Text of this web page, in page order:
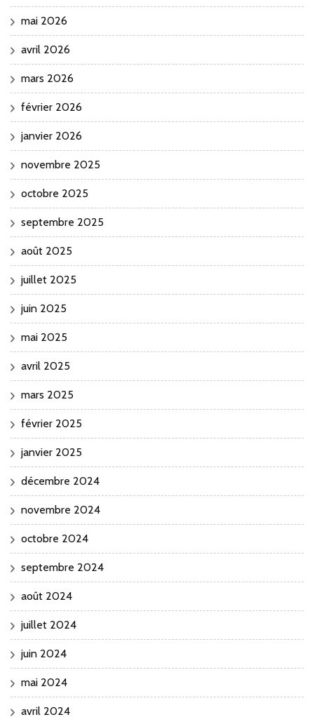
mai 2026
avril 2026
mars 2026
février 2026
janvier 2026
novembre 2025
octobre 2025
septembre 2025
août 2025
juillet 2025
juin 2025
mai 2025
avril 2025
mars 2025
février 2025
janvier 2025
décembre 2024
novembre 2024
octobre 2024
septembre 2024
août 2024
juillet 2024
juin 2024
mai 2024
avril 2024